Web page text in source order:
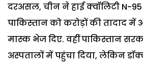
दरअसल, चीन ने हाई क्वॉलिटी N-
पाकिस्तान को करोड़ों की तादाद
मास्क भेज दिए. वहीं पाकिस्तान
अस्पतालों में पहुंचा दिया, लेकिन